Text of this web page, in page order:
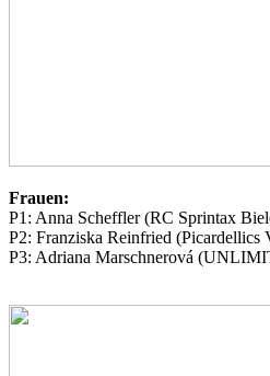
Frauen:
P1: Anna Scheffler (RC Sprintax
P2: Franziska Reinfried (Picardellics
P3: Adriana Marschnerová